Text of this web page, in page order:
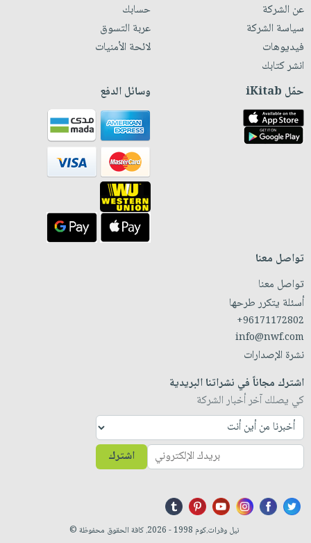
عن الشركة
سياسة الشركة
فيديوهات
انشر كتابك
حسابك
عربة التسوق
لائحة الأمنيات
حمّل iKitab وسائل الدفع
تواصل معنا
تواصل معنا
أسئلة يتكرر طرحها
+96171172802
info@nwf.com
نشرة الإصدارات
اشترك مجاناً في نشراتنا البريدية
كي يصلك آخر أخبار الشركة
اشترك
نيل وفرات.كوم 1998 - 2026. كافة الحقوق محفوظة ©